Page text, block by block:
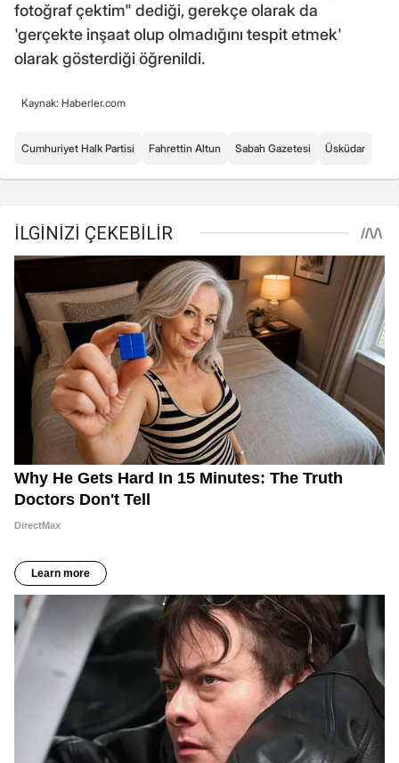
fotoğraf çektim" dediği, gerekçe olarak da
'gerçekte inşaat olup olmadığını tespit etmek'
olarak gösterdiği öğrenildi.
Kaynak: Haberler.com
Cumhuriyet Halk Partisi Fahrettin Altun Sabah Gazetesi Üsküdar